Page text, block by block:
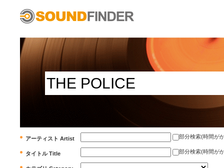
アーティスト Artist 部分検索(時間が
タイトル Title 部分検索(時間が